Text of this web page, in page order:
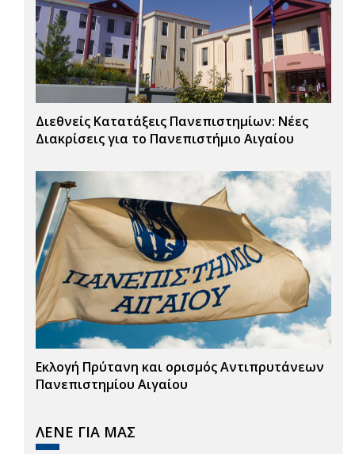
Διεθνείς Κατατάξεις Πανεπιστημίων: Νέες
Διακρίσεις για το Πανεπιστήμιο Αιγαίου
Εκλογή Πρύτανη και ορισμός Αντιπρυτάνεων
Πανεπιστημίου Αιγαίου
ΛΕΝΕ ΓΙΑ ΜΑΣ